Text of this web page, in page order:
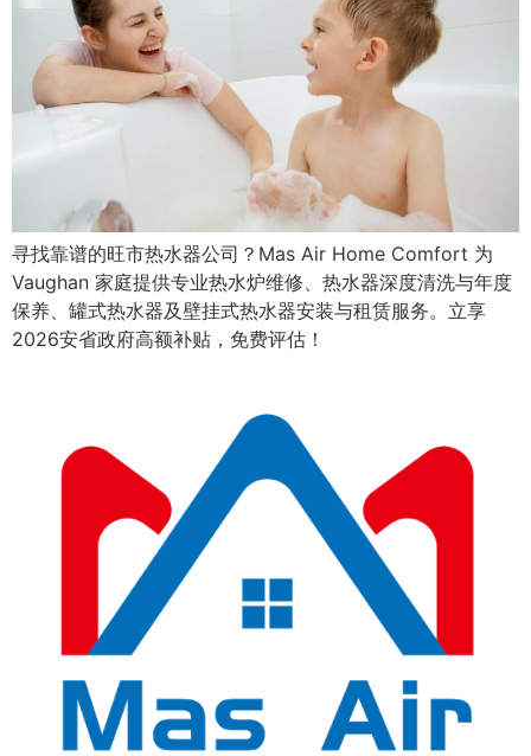
寻找靠谱的旺市热水器公司？Mas Air Home Comfort 为
Vaughan 家庭提供专业热水炉维修、热水器深度清洗与年度
保养、罐式热水器及壁挂式热水器安装与租赁服务。立享
2026安省政府高额补贴，免费评估！